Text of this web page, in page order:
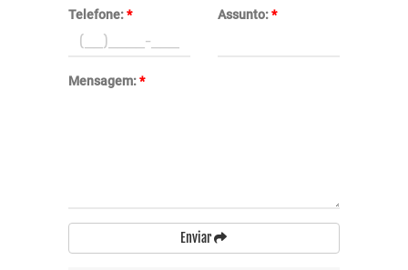
Telefone:* Assunto:*
Mensagem:*
Enviar